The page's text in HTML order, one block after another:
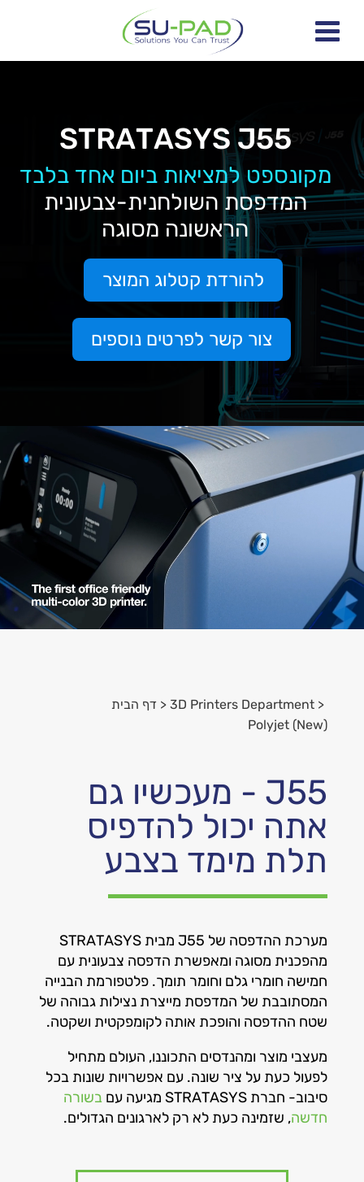
STRATASYS J55
מקונספט למציאות ביום אחד בלבד
המדפסת השולחנית-צבעונית
הראשונה מסוגה
להורדת קטלוג המוצר
צור קשר לפרטים נוספים
וידאו
נגן וידאו
דף הבית <3D Printers Department <
Polyjet (New)
J55 - מעכשיו גם
אתה יכול להדפיס
תלת מימד בצבע
מערכת ההדפסה של J55 מבית STRATASYS
מהפכנית מסוגה ומאפשרת הדפסה צבעונית עם
חמישה חומרי גלם וחומר תומך. פלטפורמת הבנייה
המסתובבת של המדפסת מייצרת נצילות גבוהה של
שטח ההדפסה והופכת אותה לקומפקטית ושקטה.
מעצבי מוצר ומהנדסים התכוננו, העולם מתחיל
לפעול כעת על ציר שונה. עם אפשרויות שונות בכל
סיבוב- חברת STRATASYS מגיעה עם
בשורה
חדשה, שזמינה כעת לא רק לארגונים הגדולים.
וידאו